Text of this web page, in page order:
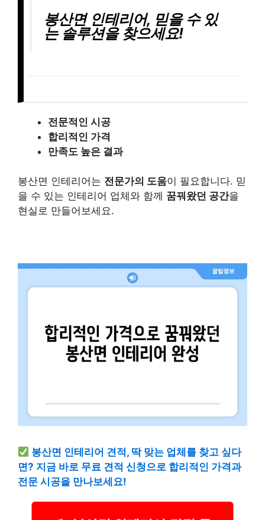
봉산면 인테리어, 믿을 수 있
는 솔루션을 찾으세요!
전문적인 시공
합리적인 가격
만족도 높은 결과
봉산면 인테리어는 전문가의 도움이 필요합니다. 믿
을 수 있는 인테리어 업체와 함께 꿈꿔왔던 공간을
현실로 만들어보세요.
봉산면 인테리어 견적, 딱 맞는 업체를 찾고 싶다
면? 지금 바로 무료 견적 신청으로 합리적인 가격과
전문 시공을 만나보세요!